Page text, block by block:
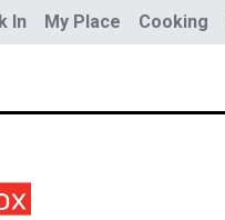
In My Place Cooking